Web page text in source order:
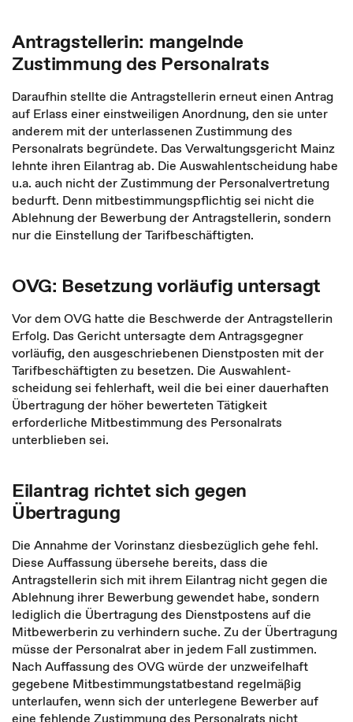
Antragstellerin: mangelnde
Zustimmung des Personalrats
Daraufhin stellte die Antragstellerin erneut einen Antrag
auf Erlass einer einstweiligen Anordnung, den sie unter
anderem mit der unterlassenen Zustimmung des
Personalrats begründete. Das Verwaltungsgericht Mainz
lehnte ihren Eilantrag ab. Die Auswahlentscheidung habe
u.a. auch nicht der Zustimmung der Personalvertretung
bedurft. Denn mitbestimmungspflichtig sei nicht die
Ablehnung der Bewerbung der Antragstellerin, sondern
nur die Einstellung der Tarif­beschäftigten.
OVG: Besetzung vorläufig untersagt
Vor dem OVG hatte die Beschwerde der Antragstellerin
Erfolg. Das Gericht untersagte dem Antragsgegner
vorläufig, den ausgeschriebenen Dienstposten mit der
Tarifbeschäftigten zu besetzen. Die Auswahlent­
scheidung sei fehlerhaft, weil die bei einer dauerhaften
Übertragung der höher bewer­teten Tätigkeit
erforderliche Mitbestimmung des Personalrats
unterblieben sei.
Eilantrag richtet sich gegen
Übertragung
Die Annahme der Vorinstanz diesbezüglich gehe fehl.
Diese Auffassung übersehe bereits, dass die
Antragstellerin sich mit ihrem Eilantrag nicht gegen die
Ablehnung ihrer Bewerbung gewendet habe, sondern
lediglich die Übertragung des Dienstpostens auf die
Mitbewerberin zu verhindern suche. Zu der Übertragung
müsse der Personalrat aber in jedem Fall zustimmen.
Nach Auffas­sung des OVG würde der unzweifelhaft
gegebene Mitbestim­mungstatbestand regelmäßig
unterlaufen, wenn sich der unterlegene Bewerber auf
eine fehlende Zustimmung des Personalrats nicht